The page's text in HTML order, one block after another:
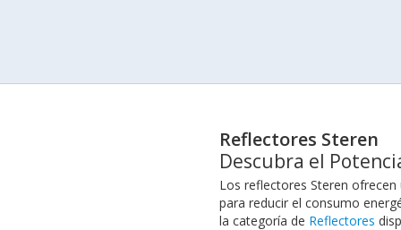
Reflectores Steren
Descubra el
Los reflectores Steren
para reducir el consumo
la categoría de Reflectores